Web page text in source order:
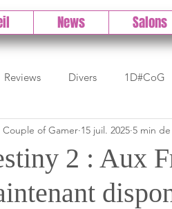
News Salons
Reviews Divers 1D#CoG
Cloud Test indé
Week Early Access
2 : Aux
Couple of Gamer 15 juil. 2025 5 min